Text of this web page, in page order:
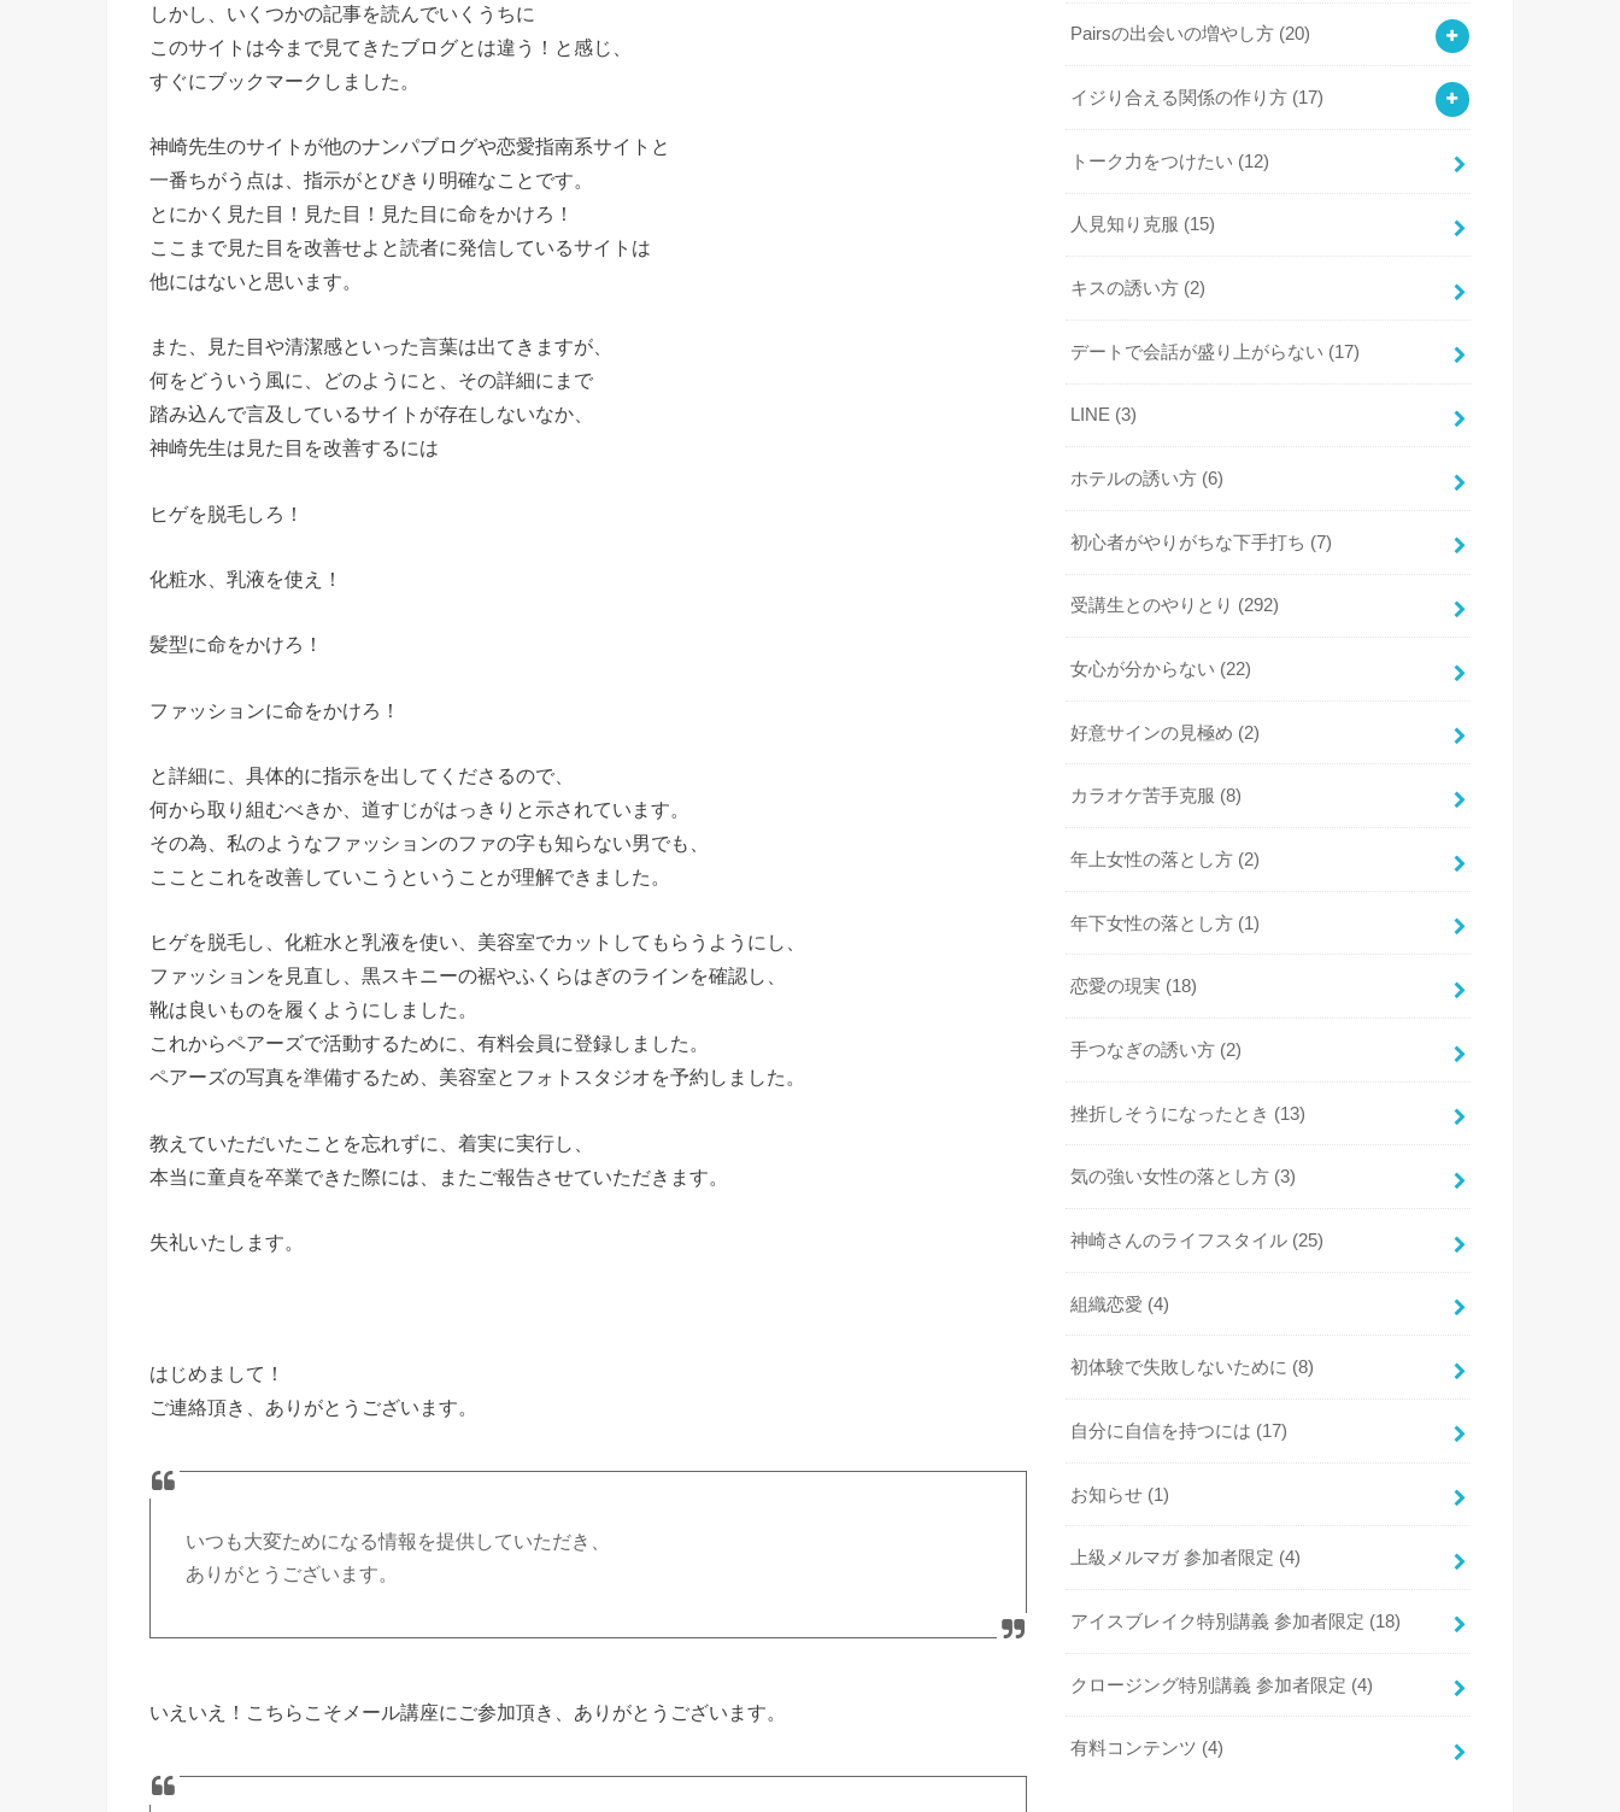
しかし、いくつかの記事を読んでいくうちに
このサイトは今まで見てきたブログとは違う！と感じ、
すぐにブックマークしました。
神崎先生のサイトが他のナンパブログや恋愛指南系サイトと
一番ちがう点は、指示がとびきり明確なことです。
とにかく見た目！見た目！見た目に命をかけろ！
ここまで見た目を改善せよと読者に発信しているサイトは
他にはないと思います。
また、見た目や清潔感といった言葉は出てきますが、
何をどういう風に、どのようにと、その詳細にまで
踏み込んで言及しているサイトが存在しないなか、
神崎先生は見た目を改善するには
ヒゲを脱毛しろ！
化粧水、乳液を使え！
髪型に命をかけろ！
ファッションに命をかけろ！
と詳細に、具体的に指示を出してくださるので、
何から取り組むべきか、道すじがはっきりと示されています。
その為、私のようなファッションのファの字も知らない男でも、
こことこれを改善していこうということが理解できました。
ヒゲを脱毛し、化粧水と乳液を使い、美容室でカットしてもらうようにし、
ファッションを見直し、黒スキニーの裾やふくらはぎのラインを確認し、
靴は良いものを履くようにしました。
これからペアーズで活動するために、有料会員に登録しました。
ペアーズの写真を準備するため、美容室とフォトスタジオを予約しました。
教えていただいたことを忘れずに、着実に実行し、
本当に童貞を卒業できた際には、またご報告させていただきます。
失礼いたします。
はじめまして！
ご連絡頂き、ありがとうございます。
いつも大変ためになる情報を提供していただき、
ありがとうございます。
いえいえ！こちらこそメール講座にご参加頂き、ありがとうございます。
Pairsの出会いの増やし方 (20)
イジり合える関係の作り方 (17)
トーク力をつけたい (12)
人見知り克服 (15)
キスの誘い方 (2)
デートで会話が盛り上がらない (17)
LINE (3)
ホテルの誘い方 (6)
初心者がやりがちな下手打ち (7)
受講生とのやりとり (292)
女心が分からない (22)
好意サインの見極め (2)
カラオケ苦手克服 (8)
年上女性の落とし方 (2)
年下女性の落とし方 (1)
恋愛の現実 (18)
手つなぎの誘い方 (2)
挫折しそうになったとき (13)
気の強い女性の落とし方 (3)
神崎さんのライフスタイル (25)
組織恋愛 (4)
初体験で失敗しないために (8)
自分に自信を持つには (17)
お知らせ (1)
上級メルマガ 参加者限定 (4)
アイスブレイク特別講義 参加者限定 (18)
クロージング特別講義 参加者限定 (4)
有料コンテンツ (4)